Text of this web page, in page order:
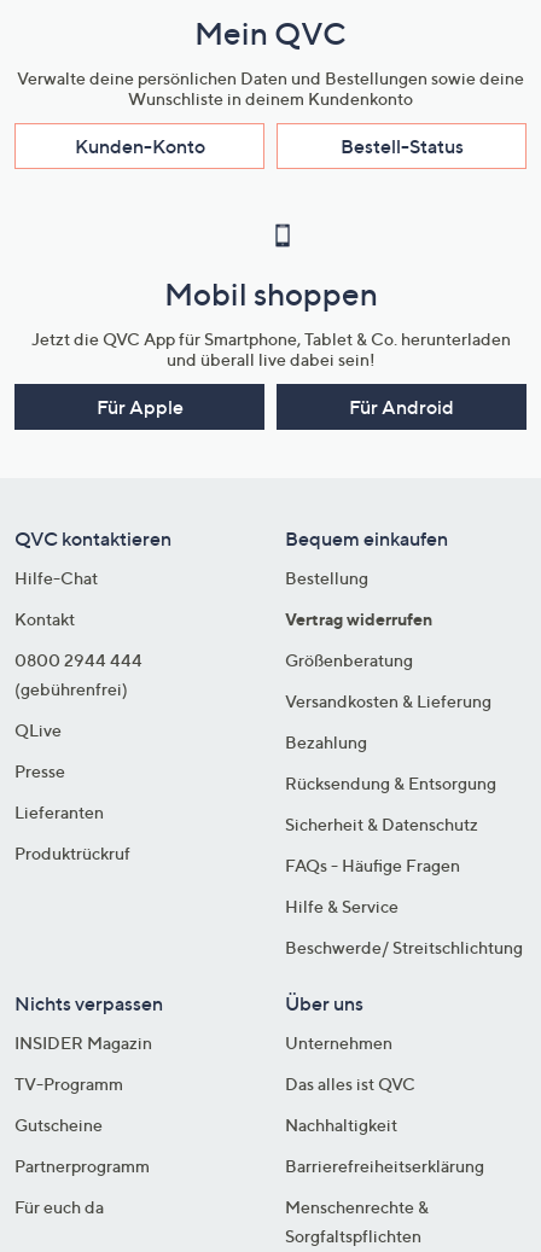
Mein QVC
Verwalte deine persönlichen Daten und Bestellungen sowie deine
Wunschliste in deinem Kundenkonto
Kunden-Konto Bestell-Status
Mobil shoppen
Jetzt die QVC App für Smartphone, Tablet & Co. herunterladen
und überall live dabei sein!
Für Apple Für Android
QVC kontaktieren
Hilfe-Chat
Kontakt
0800 2944 444
(gebührenfrei)
QLive
Presse
Lieferanten
Produktrückruf
Bequem einkaufen
Bestellung
Vertrag widerrufen
Größenberatung
Versandkosten & Lieferung
Bezahlung
Rücksendung & Entsorgung
Sicherheit & Datenschutz
FAQs - Häufige Fragen
Hilfe & Service
Beschwerde/ Streitschlichtung
Nichts verpassen
INSIDER Magazin
TV-Programm
Gutscheine
Partnerprogramm
Für euch da
Über uns
Unternehmen
Das alles ist QVC
Nachhaltigkeit
Barrierefreiheitserklärung
Menschenrechte &
Sorgfaltspflichten